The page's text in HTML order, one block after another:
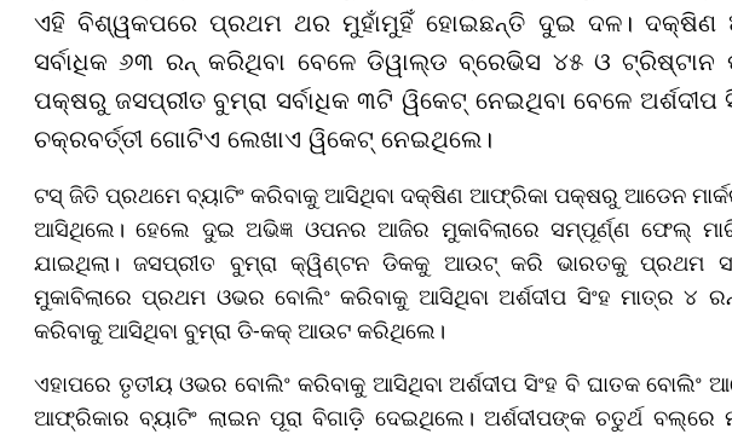
ଏହି ବିଶ୍ୱକପରେ ପ୍ରଥମ ଥର ମୁହାଁମୁହିଁ ହୋଇଛନ୍ତି ଦୁଇ ଦଳ।
ସର୍ବାଧିକ ୬୩ ରନ୍ କରିଥିବା ବେଳେ ଡିୱାଲ୍ଡ ବ୍ରେଭିସ ୪୫ ଓ
ପକ୍ଷରୁ ଜସପ୍ରୀତ ବୁମ୍ରା ସର୍ବାଧିକ ୩ଟି ୱିକେଟ୍ ନେଇଥିବା ବେଳେ
ଚକ୍ରବର୍ତ୍ତୀ ଗୋଟିଏ ଲେଖାଏ ୱିକେଟ୍ ନେଇଥିଲେ।
ଟସ୍‌ ଜିତି ପ୍ରଥମେ ବ୍ୟାଟିଂ କରିବାକୁ ଆସିଥିବା ଦକ୍ଷିଣ ଆଫ୍ରିକା ପକ୍ଷରୁ ଆଡେନ
ଆସିଥିଲେ। ହେଲେ ଦୁଇ ଅଭିଜ୍ଞ ଓପନର ଆଜିର ମୁକାବିଲାରେ ସମ୍ପୂର୍ଣ୍ଣ ଫେଲ୍
ଯାଇଥିଲା। ଜସପ୍ରୀତ ବୁମ୍ରା କ୍ୱିଣ୍ଟନ ଡିକକୁ ଆଉଟ୍ କରି ଭାରତକୁ ପ୍ରଥମ
ମୁକାବିଲାରେ ପ୍ରଥମ ଓଭର ବୋଲିଂ କରିବାକୁ ଆସିଥିବା ଅର୍ଶଦୀପ ସିଂହ ମାତ୍ର ୪
କରିବାକୁ ଆସିଥିବା ବୁମ୍ରା ଡି-କକ୍ ଆଉଟ କରିଥିଲେ।
ଏହାପରେ ତୃତୀୟ ଓଭର ବୋଲିଂ କରିବାକୁ ଆସିଥିବା ଅର୍ଶଦୀପ ସିଂହ ବି ଘାତକ
ଆଫ୍ରିକାର ବ୍ୟାଟିଂ ଲାଇନ ପୂରା ବିଗାଡ଼ି ଦେଇଥିଲେ। ଅର୍ଶଦୀପଙ୍କ ଚତୁର୍ଥ ବଲ୍‌ରେ